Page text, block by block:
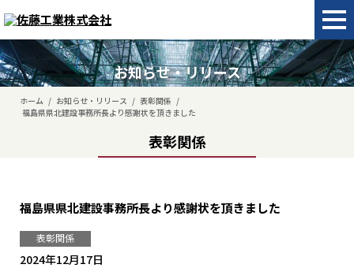
お知らせ・リリース
ホーム / お知らせ・リリース / 表彰関係 /
福島県県北建設事務所長より感謝状を頂きました
表彰関係
福島県県北建設事務所長より感謝状を頂きました
表彰関係
2024年12月17日